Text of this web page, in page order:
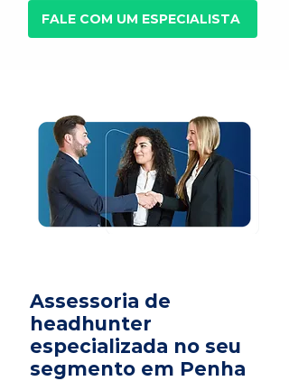
FALE COM UM ESPECIALISTA
Assessoria de
headhunter
especializada no seu
segmento em Penha